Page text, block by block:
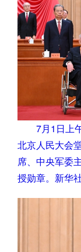
7月1日上
北京人民大会
席、中央军委
授勋章。新华